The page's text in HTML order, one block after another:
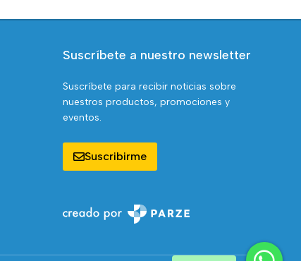
Suscríbete a nuestro newsletter
Suscríbete para recibir noticias sobre
nuestros productos, promociones y
eventos.
Suscribirme